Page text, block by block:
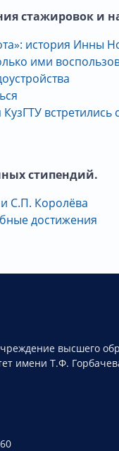
стажировок и
история Инны
ими
встретились
стипендий.
С.П. Королёва
достижения
высшего
имени Т.Ф.